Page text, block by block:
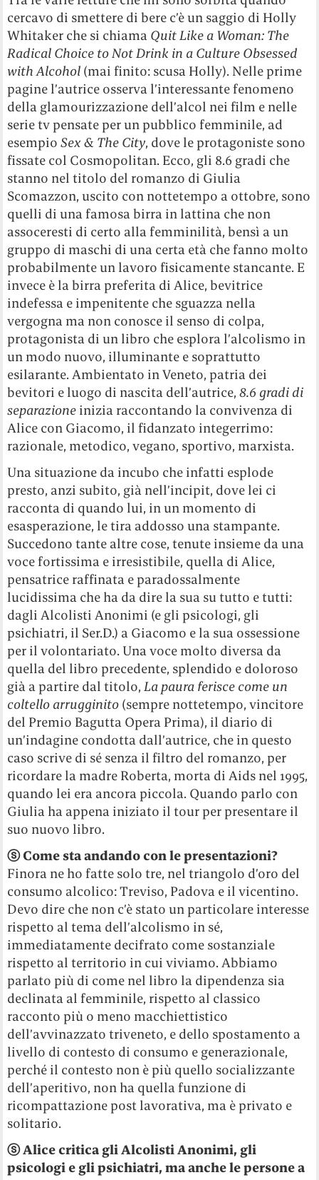
cercavo di smettere di bere c’è un saggio di Holly
Whitaker che si chiama Quit Like a Woman: The
Radical Choice to Not Drink in a Culture Obsessed
with Alcohol (mai finito: scusa Holly). Nelle prime
pagine l’autrice osserva l’interessante fenomeno
della glamourizzazione dell’alcol nei film e nelle
serie tv pensate per un pubblico femminile, ad
esempioSex & The City, dove le protagoniste sono
fissate col Cosmopolitan. Ecco, gli 8.6 gradi che
stanno nel titolo del romanzo di Giulia
Scomazzon, uscito con nottetempo a ottobre, sono
quelli di una famosa birra in lattina che non
assoceresti di certo alla femminilità, bensì a un
gruppo di maschi di una certa età che fanno molto
probabilmente un lavoro fisicamente stancante. E
invece è la birra preferita di Alice, bevitrice
indefessa e impenitente che sguazza nella
vergogna ma non conosce il senso di colpa,
protagonista di un libro che esplora l’alcolismo in
un modo nuovo, illuminante e soprattutto
esilarante. Ambientato in Veneto, patria dei
bevitori e luogo di nascita dell’autrice,8.6 gradi di
separazione inizia raccontando la convivenza di
Alice con Giacomo, il fidanzato integerrimo:
razionale, metodico, vegano, sportivo, marxista.
Una situazione da incubo che infatti esplode
presto, anzi subito, già nell’incipit, dove lei ci
racconta di quando lui, in un momento di
esasperazione, le tira addosso una stampante.
Succedono tante altre cose, tenute insieme da una
voce fortissima e irresistibile, quella di Alice,
pensatrice raffinata e paradossalmente
lucidissima che ha da dire la sua su tutto e tutti:
dagli Alcolisti Anonimi (e gli psicologi, gli
psichiatri, il Ser.D.) a Giacomo e la sua ossessione
per il volontariato. Una voce molto diversa da
quella del libro precedente, splendido e doloroso
già a partire dal titolo,La paura ferisce come un
coltello arrugginito (sempre nottetempo, vincitore
del Premio Bagutta Opera Prima), il diario di
un’indagine condotta dall’autrice, che in questo
caso scrive di sé senza il filtro del romanzo, per
ricordare la madre Roberta, morta di Aids nel 1995,
quando lei era ancora piccola. Quando parlo con
Giulia ha appena iniziato il tour per presentare il
suo nuovo libro.
ⓢCome sta andando con le presentazioni?
Finora ne ho fatte solo tre, nel triangolo d’oro del
consumo alcolico: Treviso, Padova e il vicentino.
Devo dire che non c’è stato un particolare interesse
rispetto al tema dell’alcolismo in sé,
immediatamente decifrato come sostanziale
rispetto al territorio in cui viviamo. Abbiamo
parlato più di come nel libro la dipendenza sia
declinata al femminile, rispetto al classico
racconto più o meno macchiettistico
dell’avvinazzato triveneto, e dello spostamento a
livello di contesto di consumo e generazionale,
perché il contesto non è più quello socializzante
dell’aperitivo, non ha quella funzione di
ricompattazione post lavorativa, ma è privato e
solitario.
ⓢAlice critica gli Alcolisti Anonimi, gli
psicologi e gli psichiatri, ma anche le persone a